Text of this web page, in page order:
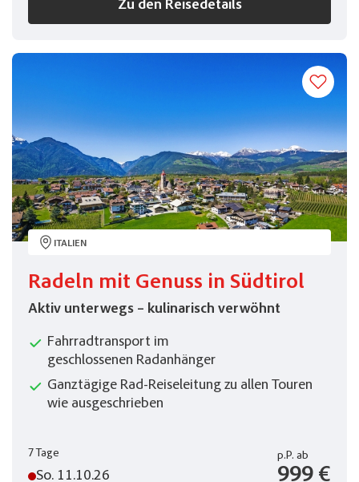
Zu den Reisedetails
ITALIEN
Radeln mit Genuss in Südtirol
Aktiv unterwegs – kulinarisch verwöhnt
Fahrradtransport im
geschlossenen Radanhänger
Ganztägige Rad-Reiseleitung zu allen Touren
wie ausgeschrieben
7 Tage
So. 11.10.26
p.P. ab
999 €